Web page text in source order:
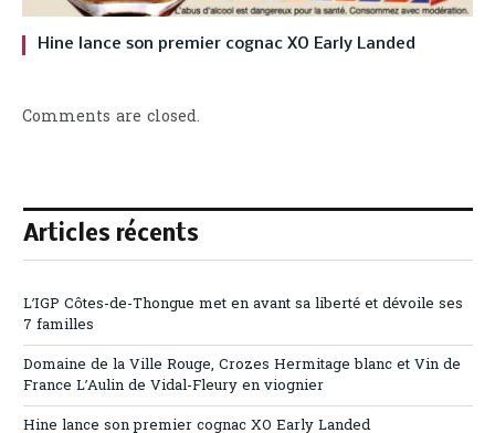
Hine lance son premier cognac XO Early Landed
Comments are closed.
Articles récents
L’IGP Côtes-de-Thongue met en avant sa liberté et dévoile ses
7 familles
Domaine de la Ville Rouge, Crozes Hermitage blanc et Vin de
France L’Aulin de Vidal-Fleury en viognier
Hine lance son premier cognac XO Early Landed